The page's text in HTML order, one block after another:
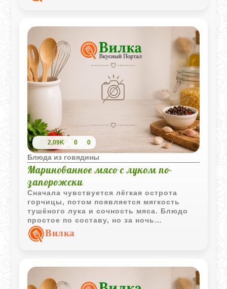
2,09K 0 0
Блюда из говядины
Маринованное мясо с луком по-
запорожски
Сначала чувствуется лёгкая острота
горчицы, потом появляется мягкость
тушёного лука и сочность мяса. Блюдо
простое по составу, но за ночь
маринования вкус становится глубоким и
насыщенным, словно у старого
Вилка